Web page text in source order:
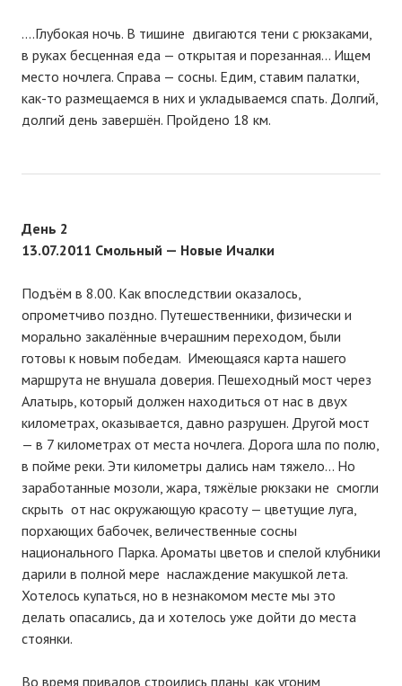
….Глубокая ночь. В тишине двигаются тени с рюкзаками,
в руках бесценная еда — открытая и порезанная… Ищем
место ночлега. Справа — сосны. Едим, ставим палатки,
как-то размещаемся в них и укладываемся спать. Долгий,
долгий день завершён. Пройдено 18 км.
День 2
13.07.2011 Смольный — Новые Ичалки
Подъём в 8.00. Как впоследствии оказалось,
опрометчиво поздно. Путешественники, физически и
морально закалённые вчерашним переходом, были
готовы к новым победам. Имеющаяся карта нашего
маршрута не внушала доверия. Пешеходный мост через
Алатырь, который должен находиться от нас в двух
километрах, оказывается, давно разрушен. Другой мост
— в 7 километрах от места ночлега. Дорога шла по полю,
в пойме реки. Эти километры дались нам тяжело… Но
заработанные мозоли, жара, тяжёлые рюкзаки не смогли
скрыть от нас окружающую красоту — цветущие луга,
порхающих бабочек, величественные сосны
национального Парка. Ароматы цветов и спелой клубники
дарили в полной мере наслаждение макушкой лета.
Хотелось купаться, но в незнакомом месте мы это
делать опасались, да и хотелось уже дойти до места
стоянки.
Во время привалов строились планы, как угоним